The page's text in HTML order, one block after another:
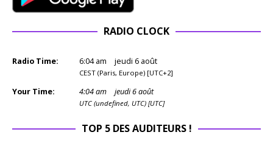
RADIO CLOCK
Radio Time: 6:04 am jeudi 6 août
CEST (Paris, Europe) [UTC+2]
Your Time: 4:04am jeudi 6 août
UTC (undefined, UTC) [UTC]
TOP 5 DES AUDITEURS !